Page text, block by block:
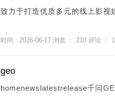
致力于打造优质多元的线上影视
时间 : 2026-06-17 浏览 ： 210 评论 ：
geo
homenewslatestrelease千问